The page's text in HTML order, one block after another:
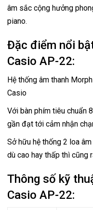
âm sắc cộng hưởng
piano.
Đặc điểm nổi
Casio AP-22:
Hệ thống âm thanh
Casio
Với bàn phím tiêu chuẩn
gần đạt tới cảm nhận
Sở hữu hệ thống 2 loa
dù cao hay thấp thì cũng
Thông số kỹ
Casio AP-22: